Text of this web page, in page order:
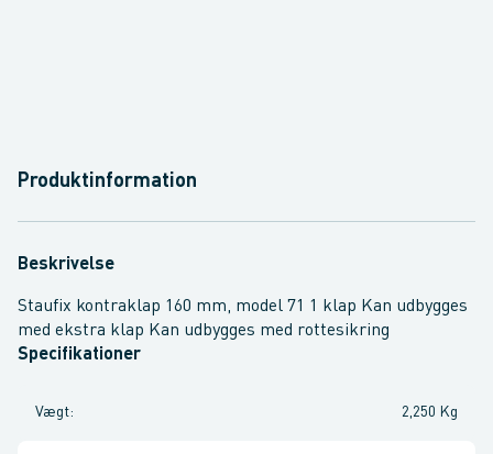
Produktinformation
Beskrivelse
Staufix kontraklap 160 mm, model 71 1 klap Kan udbygges
med ekstra klap Kan udbygges med rottesikring
Specifikationer
Vægt: 2,250 Kg